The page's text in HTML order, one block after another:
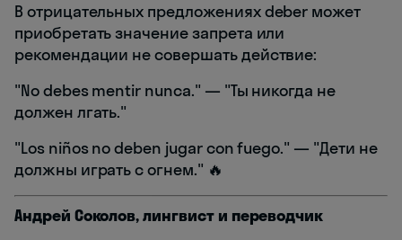
В отрицательных предложениях deber может
приобретать значение запрета или
рекомендации не совершать действие:
"No debes mentir nunca." — "Ты никогда не
должен лгать."
"Los niños no deben jugar con fuego." — "Дети не
должны играть с огнем." 🔥
Андрей Соколов, лингвист и переводчик